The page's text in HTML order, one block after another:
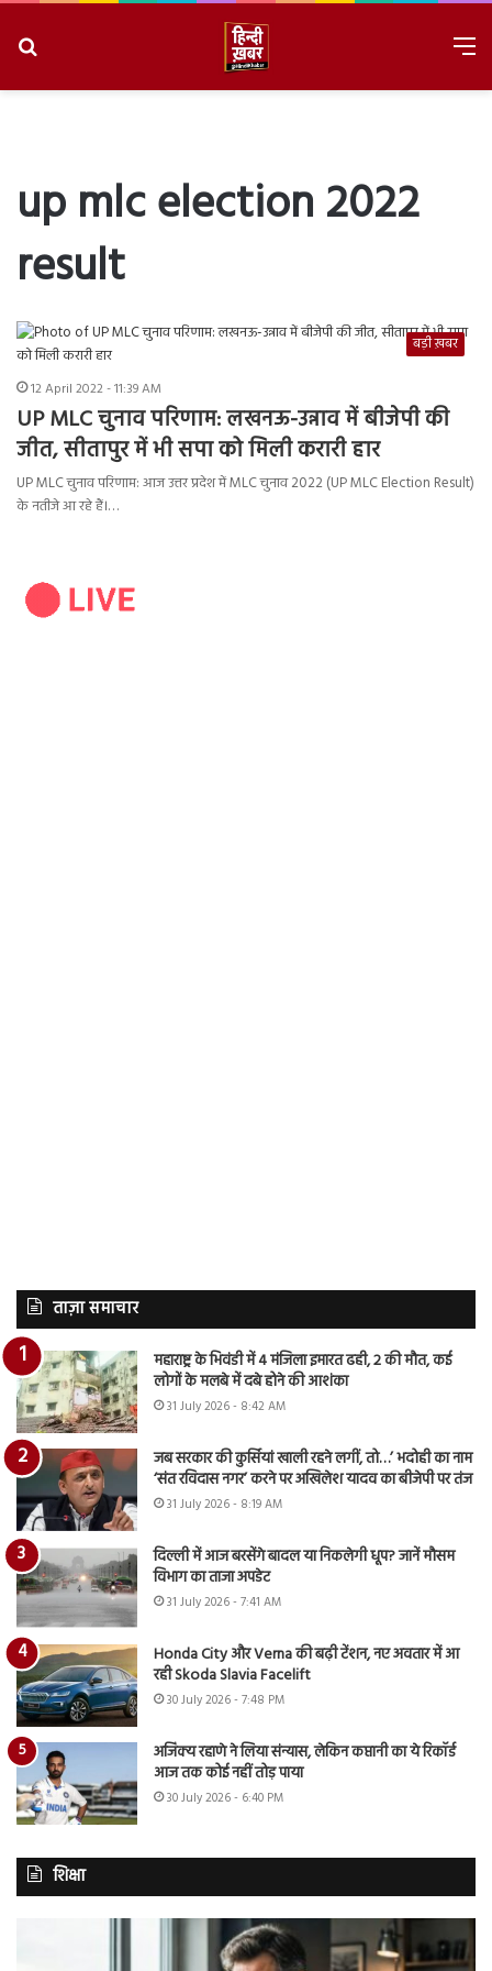
up mlc election 2022
result
बड़ी ख़बर
12 April 2022 - 11:39 AM
UP MLC चुनाव परिणाम: लखनऊ-उन्नाव में बीजेपी की
जीत, सीतापुर में भी सपा को मिली करारी हार
UP MLC चुनाव परिणाम: आज उत्तर प्रदेश में MLC चुनाव 2022 (UP MLC Election Result)
के नतीजे आ रहे हैं।…
ताज़ा समाचार
महाराष्ट्र के भिवंडी में 4 मंजिला इमारत ढही, 2 की मौत, कई
लोगों के मलबे में दबे होने की आशंका
31 July 2026 - 8:42 AM
जब सरकार की कुर्सियां खाली रहने लगीं, तो…’ भदोही का नाम
‘संत रविदास नगर’ करने पर अखिलेश यादव का बीजेपी पर तंज
31 July 2026 - 8:19 AM
दिल्ली में आज बरसेंगे बादल या निकलेगी धूप? जानें मौसम
विभाग का ताजा अपडेट
31 July 2026 - 7:41 AM
Honda City और Verna की बढ़ी टेंशन, नए अवतार में आ
रही Skoda Slavia Facelift
30 July 2026 - 7:48 PM
अजिंक्य रहाणे ने लिया संन्यास, लेकिन कप्तानी का ये रिकॉर्ड
आज तक कोई नहीं तोड़ पाया
30 July 2026 - 6:40 PM
शिक्षा